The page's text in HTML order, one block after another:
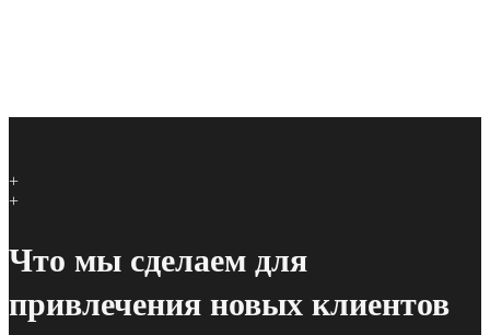
+
+
Что мы сделаем для
привлечения новых клиентов